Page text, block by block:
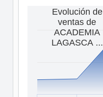
Evolución de
ventas de
ACADEMIA
LAGASCA ...